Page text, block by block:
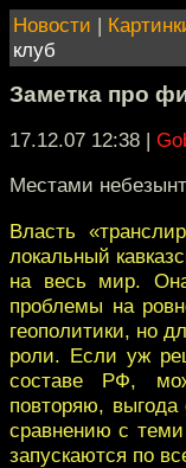
Новости |
клуб
Заметка про
17.12.07 12:38 |
Местами
Власть
локальный
на весь мир.
проблемы на
геополитики, но
роли. Если уж
составе РФ,
повторяю, выгода
сравнению с
запускаются по